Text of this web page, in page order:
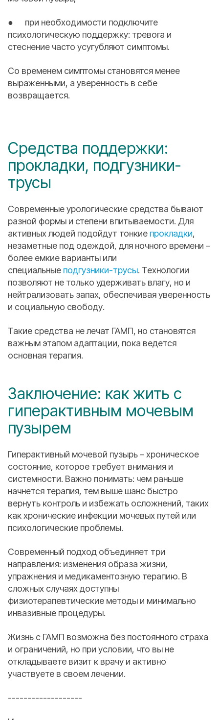
● при необходимости подключите
психологическую поддержку: тревога и
стеснение часто усугубляют симптомы.
Со временем симптомы становятся менее
выраженными, а уверенность в себе
возвращается.
Средства поддержки:
прокладки, подгузники-
трусы
Современные урологические средства бывают
разной формы и степени впитываемости. Для
активных людей подойдут тонкие прокладки,
незаметные под одеждой, для ночного времени –
более емкие варианты или
специальные подгузники-трусы. Технологии
позволяют не только удерживать влагу, но и
нейтрализовать запах, обеспечивая уверенность
и социальную свободу.
Такие средства не лечат ГАМП, но становятся
важным этапом адаптации, пока ведется
основная терапия.
Заключение: как жить с
гиперактивным мочевым
пузырем
Гиперактивный мочевой пузырь – хроническое
состояние, которое требует внимания и
системности. Важно понимать: чем раньше
начнется терапия, тем выше шанс быстро
вернуть контроль и избежать осложнений, таких
как хронические инфекции мочевых путей или
психологические проблемы.
Современный подход объединяет три
направления: изменения образа жизни,
упражнения и медикаментозную терапию. В
сложных случаях доступны
физиотерапевтические методы и минимально
инвазивные процедуры.
Жизнь с ГАМП возможна без постоянного страха
и ограничений, но при условии, что вы не
откладываете визит к врачу и активно
участвуете в своем лечении.
-------------------